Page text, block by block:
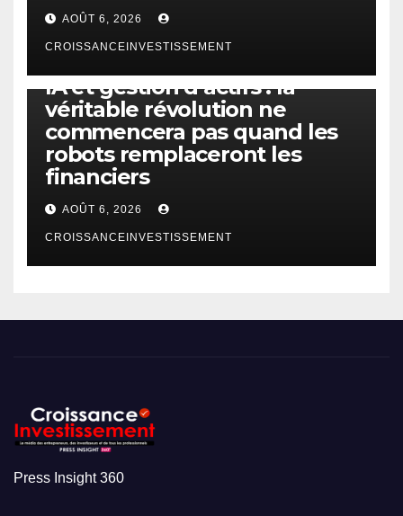
AOÛT 6, 2026
CROISSANCEINVESTISSEMENT
IA et gestion d’actifs : la
véritable révolution ne
commencera pas quand les
robots remplaceront les
financiers
AOÛT 6, 2026
CROISSANCEINVESTISSEMENT
Press Insight 360